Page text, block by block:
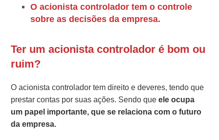
O acionista controlador tem o controle
sobre as decisões da empresa.
Ter um acionista controlador é bom ou
ruim?
O acionista controlador tem direito e deveres, tendo que
prestar contas por suas ações. Sendo queele ocupa
um papel importante, que se relaciona com o futuro
da empresa.